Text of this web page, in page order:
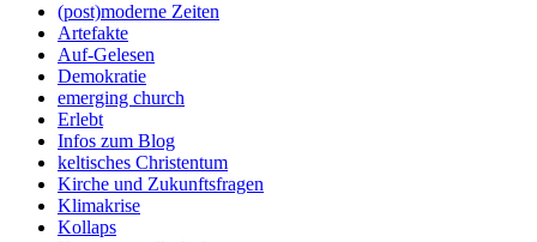
(post)moderne Zeiten
Artefakte
Auf-Gelesen
Demokratie
emerging church
Erlebt
Infos zum Blog
keltisches Christentum
Kirche und Zukunftsfragen
Klimakrise
Kollaps